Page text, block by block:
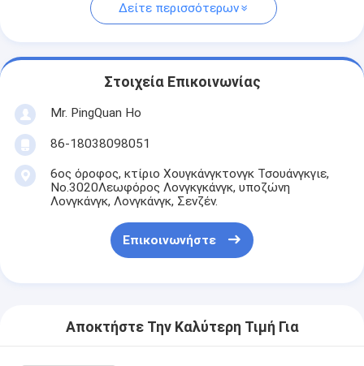
Δείτε περισσότερων
Στοιχεία Επικοινωνίας
Mr. PingQuan Ho
86-18038098051
6ος όροφος, κτίριο Χουγκάνγκτονγκ Τσουάνγκγιε,
Νο.3020Λεωφόρος Λονγκγκάνγκ, υποζώνη
Λονγκάνγκ, Λονγκάνγκ, Σενζέν.
Επικοινωνήστε
Αποκτήστε Την Καλύτερη Τιμή Για